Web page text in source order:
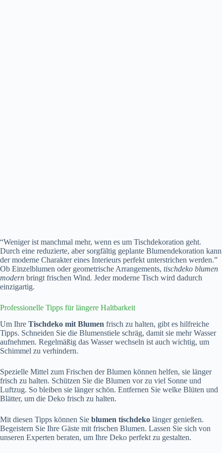
“Weniger ist manchmal mehr, wenn es um Tischdekoration geht.
Durch eine reduzierte, aber sorgfältig geplante Blumendekoration kann
der moderne Charakter eines Interieurs perfekt unterstrichen werden.”
Ob Einzelblumen oder geometrische Arrangements, tischdeko blumen
modern bringt frischen Wind. Jeder moderne Tisch wird dadurch
einzigartig.
Professionelle Tipps für längere Haltbarkeit
Um Ihre Tischdeko mit Blumen frisch zu halten, gibt es hilfreiche
Tipps. Schneiden Sie die Blumenstiele schräg, damit sie mehr Wasser
aufnehmen. Regelmäßig das Wasser wechseln ist auch wichtig, um
Schimmel zu verhindern.
Spezielle Mittel zum Frischen der Blumen können helfen, sie länger
frisch zu halten. Schützen Sie die Blumen vor zu viel Sonne und
Luftzug. So bleiben sie länger schön. Entfernen Sie welke Blüten und
Blätter, um die Deko frisch zu halten.
Mit diesen Tipps können Sie blumen tischdeko länger genießen.
Begeistern Sie Ihre Gäste mit frischen Blumen. Lassen Sie sich von
unseren Experten beraten, um Ihre Deko perfekt zu gestalten.